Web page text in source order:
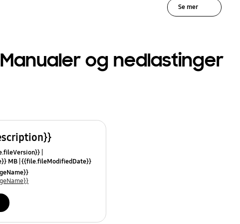
Se mer
Manualer og nedlastinger
MB {{file.fileModifiedDate}}